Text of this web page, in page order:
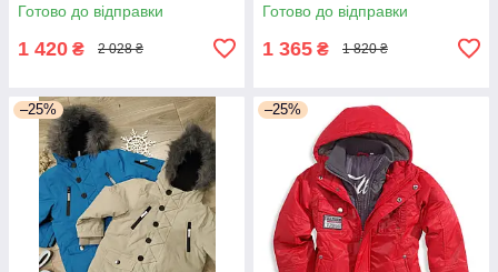
Готово до відправки
1 420 ₴ 2 028 ₴
Готово до відправки
1 365 ₴ 1 820 ₴
–25% –25%